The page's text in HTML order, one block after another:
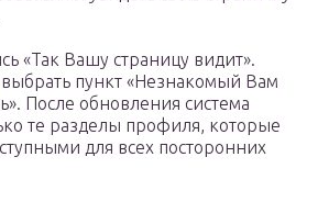
«Так Вашу страницу видит».
пункт «Незнакомый Вам
После обновления система
те разделы профиля, которые
для всех посторонних